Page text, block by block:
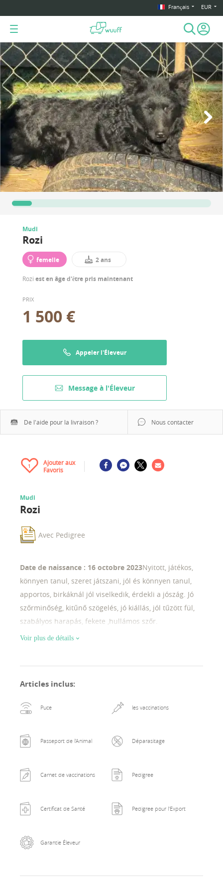
Français EUR
Mudi
Rozi
femelle 2 ans
Rozi est en âge d'être pris maintenant
PRIX
1 500 €
Appeler l'Éleveur
Message à l'Éleveur
De l'aide pour la livraison ? Nous contacter
1
Ajouter aux
Favoris
Mudi
Rozi
Avec Pedigree
Date de naissance : 16 octobre 2023Nyitott, játékos,
könnyen tanul, szeret játszani, jól és könnyen tanul,
apportos, birkáknál jól viselkedik, érdekli a jószág. Jó
szőrminőség, kitűnő szögelés, jó kiállás, jól tűzött fül,
szabályos harapás, fekete ,hullámos szőr.
Voir plus de détails
Articles inclus:
Puce les vaccinations
Passeport de l'Animal Déparasitage
Carnet de vaccinations Pedigree
Certificat de Santé Pedigree pour l'Export
Garantie Éleveur